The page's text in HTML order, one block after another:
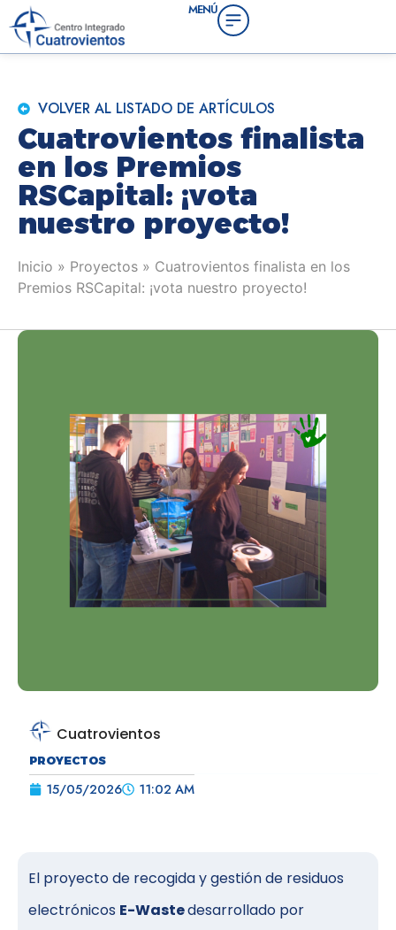
MENÚ
VOLVER AL LISTADO DE ARTÍCULOS
Cuatrovientos finalista
en los Premios
RSCapital: ¡vota
nuestro proyecto!
Inicio » Proyectos » Cuatrovientos finalista en los
Premios RSCapital: ¡vota nuestro proyecto!
Cuatrovientos
PROYECTOS
15/05/2026 11:02 AM
El proyecto de recogida y gestión de residuos
electrónicos E-Wastedesarrollado por